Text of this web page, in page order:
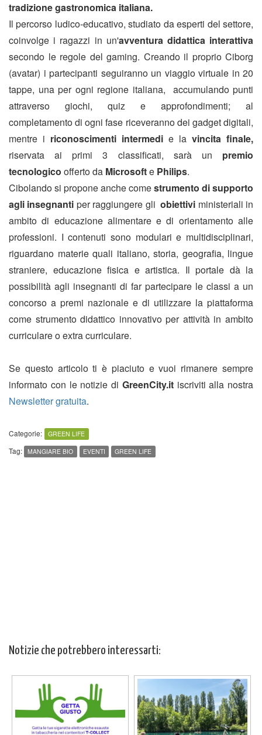
tradizione gastronomica italiana.
Il percorso ludico-educativo, studiato da esperti del settore,
coinvolge i ragazzi in un'avventura didattica interattiva
secondo le regole del gaming. Creando il proprio Ciborg
(avatar) i partecipanti seguiranno un viaggio virtuale in 20
tappe, una per ogni regione italiana, accumulando punti
attraverso giochi, quiz e approfondimenti; al
completamento di ogni fase riceveranno dei gadget digitali,
mentre i riconoscimenti intermedi e la vincita finale,
riservata ai primi 3 classificati, sarà un premio
tecnologico offerto da Microsofte Philips.
Cibolando si propone anche comestrumento di supporto
agli insegnanti per raggiungere gliobiettivi ministeriali in
ambito di educazione alimentare e di orientamento alle
professioni. I contenuti sono modulari e multidisciplinari,
riguardano materie quali italiano, storia, geografia, lingue
straniere, educazione fisica e artistica. Il portale dà la
possibilità agli insegnanti di far partecipare le classi a un
concorso a premi nazionale e di utilizzare la piattaforma
come strumento didattico innovativo per attività in ambito
curriculare o extra curriculare.
Se questo articolo ti è piaciuto e vuoi rimanere sempre
informato con le notizie di GreenCity.itiscriviti alla nostra
Newsletter gratuita.
Categorie: GREEN LIFE
Tag: MANGIARE BIO EVENTI GREEN LIFE
Notizie che potrebbero interessarti: